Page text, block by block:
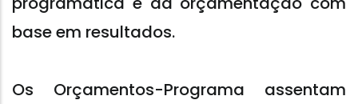
base em resultados.
Os Orçamentos-Programa assentam